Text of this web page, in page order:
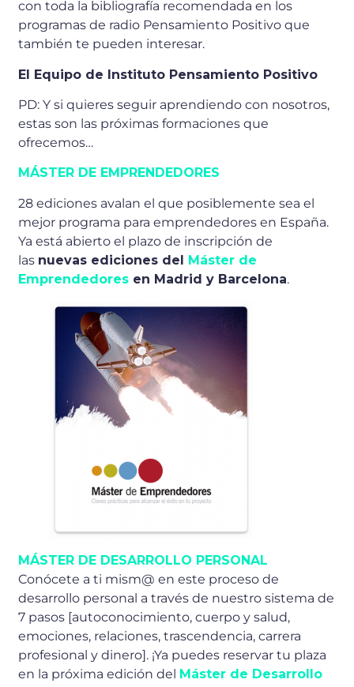
con toda la bibliografía recomendada en los
programas de radio Pensamiento Positivo que
también te pueden interesar.
El Equipo de Instituto Pensamiento Positivo
PD: Y si quieres seguir aprendiendo con nosotros,
estas son las próximas formaciones que
ofrecemos…
MÁSTER DE EMPRENDEDORES
28 ediciones avalan el que posiblemente sea el
mejor programa para emprendedores en España.
Ya está abierto el plazo de inscripción de
las nuevas ediciones del Máster de
Emprendedores en Madrid y Barcelona.
MÁSTER DE DESARROLLO PERSONAL
Conócete a ti mism@ en este proceso de
desarrollo personal a través de nuestro sistema de
7 pasos [autoconocimiento, cuerpo y salud,
emociones, relaciones, trascendencia, carrera
profesional y dinero]. ¡Ya puedes reservar tu plaza
en la próxima edición del Máster de Desarrollo